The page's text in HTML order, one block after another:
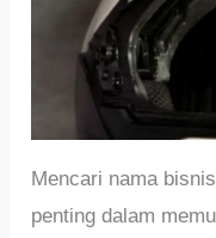
Mencari nama
penting dalam